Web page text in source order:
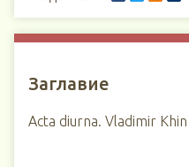
Заглавие
Acta diurna. Vladimir